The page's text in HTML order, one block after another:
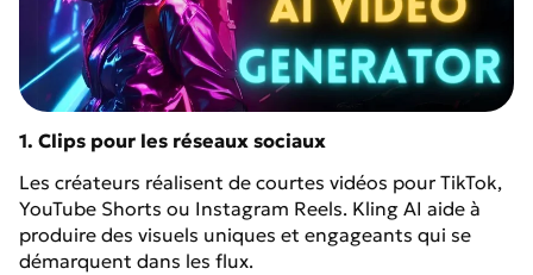
1. Clips pour les réseaux sociaux
Les créateurs réalisent de courtes vidéos pour TikTok,
YouTube Shorts ou Instagram Reels. Kling AI aide à
produire des visuels uniques et engageants qui se
démarquent dans les flux.